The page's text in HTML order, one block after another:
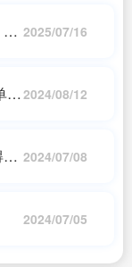
2025/07/16
机 2024/08/12
2024/07/08
2024/07/05